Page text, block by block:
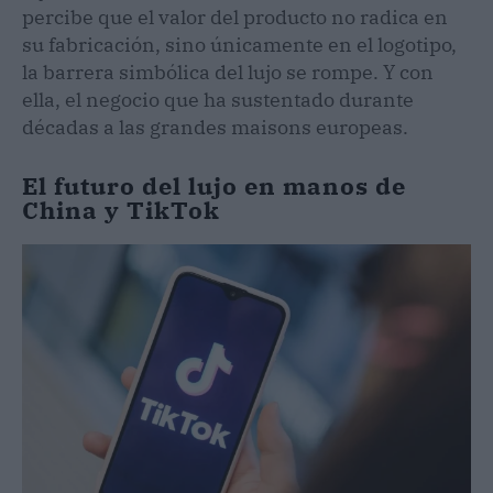
percibe que el valor del producto no radica en
su fabricación, sino únicamente en el logotipo,
la barrera simbólica del lujo se rompe. Y con
ella, el negocio que ha sustentado durante
décadas a las grandes maisons europeas.
El futuro del lujo en manos de
China y TikTok